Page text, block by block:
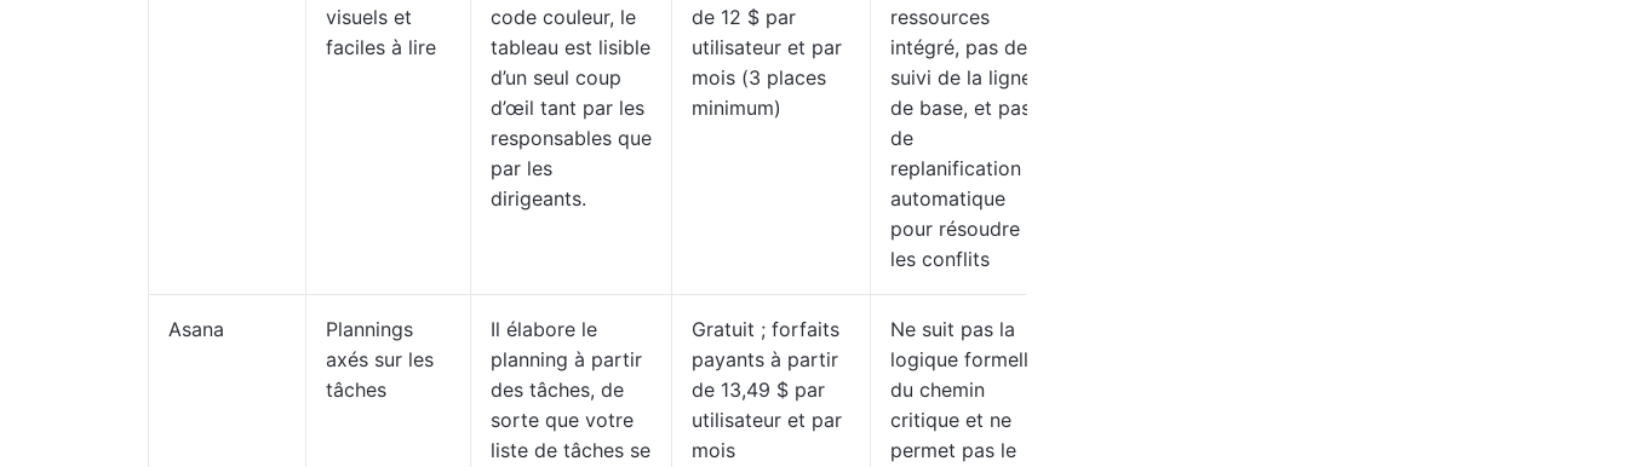
visuels et
faciles à lire
code couleur, le
tableau est lisible
d’un seul coup
d’œil tant par les
responsables que
par les
dirigeants.
de 12 $ par
utilisateur et par
mois (3 places
minimum)
ressources
intégré, pas de
suivi de la ligne
de base, et pas
de
replanification
automatique
pour résoudre
les conflits
Asana
Plannings
axés sur les
tâches
Il élabore le
planning à partir
des tâches, de
sorte que votre
liste de tâches se
Gratuit ; forfaits
payants à partir
de 13,49 $ par
utilisateur et par
mois
Ne suit pas la
logique formelle
du chemin
critique et ne
permet pas le